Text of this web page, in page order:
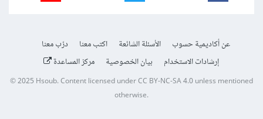
عن أكاديمية حسوب الأسئلة الشائعة اكتب معنا
درّب معنا
إرشادات الاستخدام
بيان الخصوصية مركز المساعدة
© 2025Hsoub.Content licensed underCC BY-NC-SA 4.0unless mentioned
otherwise.